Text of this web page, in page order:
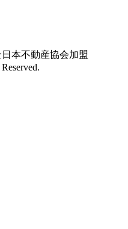
日本不動産協会加盟